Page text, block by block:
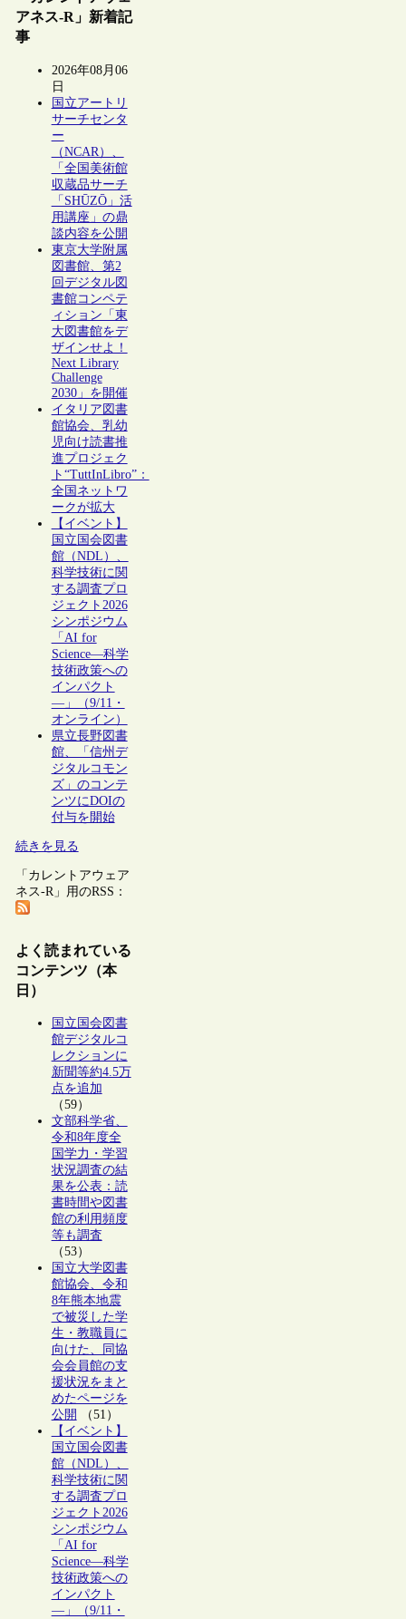
アネス-R」新着記
事
2026年08月06
日
国立アートリ
サーチセンタ
ー
（NCAR）、
「全国美術館
収蔵品サーチ
「SHŪZŌ」活
用講座」の鼎
談内容を公開
東京大学附属
図書館、第2
回デジタル図
書館コンペテ
ィション「東
大図書館をデ
ザインせよ！
Next Library
Challenge
2030」を開催
イタリア図書
館協会、乳幼
児向け読書推
進プロジェク
ト“TuttInLibro”：
全国ネットワ
ークが拡大
【イベント】
国立国会図書
館（NDL）、
科学技術に関
する調査プロ
ジェクト2026
シンポジウム
「AI for
Science―科学
技術政策への
インパクト
―」（9/11・
オンライン）
県立長野図書
館、「信州デ
ジタルコモン
ズ」のコンテ
ンツにDOIの
付与を開始
続きを見る
「カレントアウェア
ネス-R」用のRSS：
よく読まれている
コンテンツ（本
日）
国立国会図書
館デジタルコ
レクションに
新聞等約4.5万
点を追加
（59）
文部科学省、
令和8年度全
国学力・学習
状況調査の結
果を公表：読
書時間や図書
館の利用頻度
等も調査
（53）
国立大学図書
館協会、令和
8年熊本地震
で被災した学
生・教職員に
向けた、同協
会会員館の支
援状況をまと
めたページを
公開
（51）
【イベント】
国立国会図書
館（NDL）、
科学技術に関
する調査プロ
ジェクト2026
シンポジウム
「AI for
Science―科学
技術政策への
インパクト
―」（9/11・